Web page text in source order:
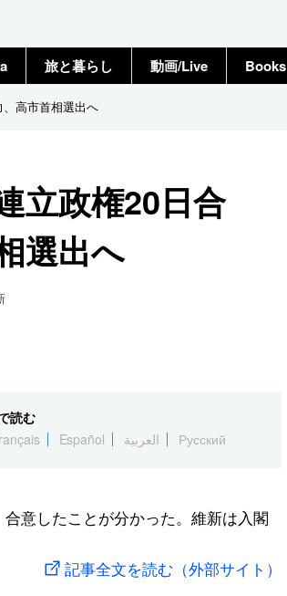
旅と暮らし 動画/Live Books
高市首相選出へ
立政権20日合
選出へ
読む
Español العربية Русский
意したことが分かった。維新は入閣
記事全文を読む（外部サイト）